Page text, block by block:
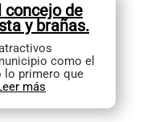
concejo de
y brañas.
como el
lo primero que
más